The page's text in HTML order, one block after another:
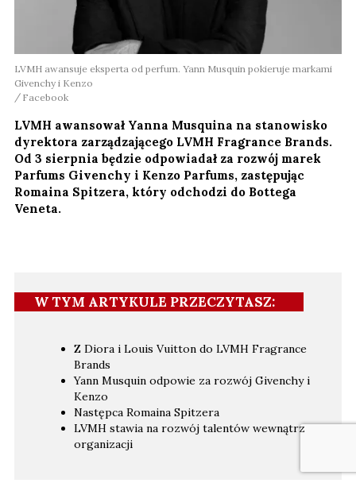
LVMH awansuje eksperta od perfum. Yann Musquin pokieruje markami
Givenchy i Kenzo
Facebook
LVMH awansował Yanna Musquina na stanowisko
dyrektora zarządzającego LVMH Fragrance Brands.
Od 3 sierpnia będzie odpowiadał za rozwój marek
Parfums Givenchy i Kenzo Parfums, zastępując
Romaina Spitzera, który odchodzi do Bottega
Veneta.
W TYM ARTYKULE PRZECZYTASZ:
Z Diora i Louis Vuitton do LVMH Fragrance
Brands
Yann Musquin odpowie za rozwój Givenchy i
Kenzo
Następca Romaina Spitzera
LVMH stawia na rozwój talentów wewnątrz
organizacji